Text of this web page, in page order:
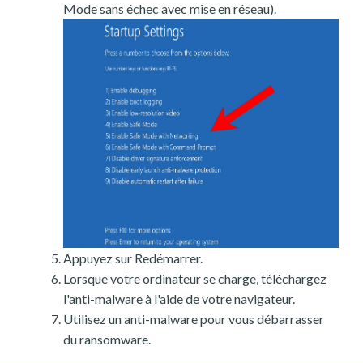
Mode sans échec avec mise en réseau).
Appuyez sur Redémarrer.
Lorsque votre ordinateur se charge, téléchargez
l'anti-malware à l'aide de votre navigateur.
Utilisez un anti-malware pour vous débarrasser
du ransomware.